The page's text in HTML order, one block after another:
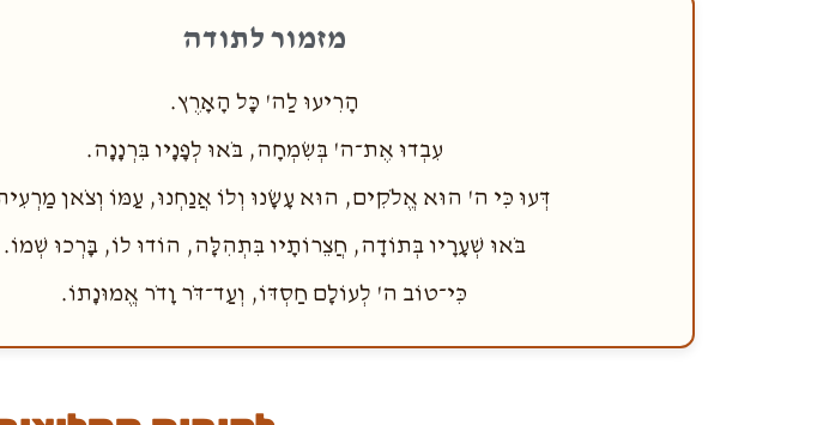
מזמור לתודה
הָרִיעוּ לַה' כָּל הָאָרֶץ.
עִבְדוּ אֶת־ה' בְּשִׂמְחָה, בֹּאוּ לְפָנָיו בִּרְנָנָה.
דְּעוּ כִּי ה' הוּא אֱלֹקִים, הוּא עָשָׂנוּ וְלוֹ אֲנַחְנוּ, עַמּוֹ וְצֹאן
בֹּאוּ שְׁעָרָיו בְּתוֹדָה, חֲצֵרוֹתָיו בִּתְהִלָּה, הוֹדוּ לוֹ, בָּרְכוּ שְׁמוֹ.
כִּי־טוֹב ה' לְעוֹלָם חַסְדּוֹ, וְעַד־דֹּר וָדֹר אֱמוּנָתוֹ.